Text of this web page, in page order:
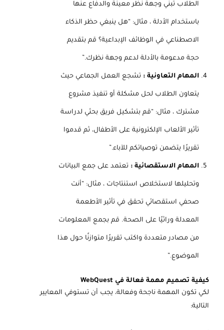
الطلاب تبني وجهة نظر معينة والدفاع عنها
باستخدام الأدلة ، مثال: “هل ينبغي حظر الذكاء
الاصطناعي في الوظائف الإبداعية؟ قم بتقديم
حجة مدعومة بالأدلة لدعم وجهة نظرك.”
المهام التعاونية : تشجع العمل الجماعي حيث
يتعاون الطلاب لحل مشكلة أو تنفيذ مشروع
مشترك ، مثال: “قم بتشكيل فريق بحثي لدراسة
تأثير الألعاب الإلكترونية على الأطفال، ثم قدموا
تقريرًا يتضمن توصياتكم للآباء.”
المهام الاستقصائية : تعتمد على جمع البيانات
وتحليلها لاستخلاص استنتاجات ، مثال: “أنت
صحفي استقصائي تحقق في تأثير الأطعمة
المعدلة وراثيًا على الصحة. قم بجمع المعلومات
من مصادر متعددة واكتب تقريرًا متوازنًا حول هذا
الموضوع.”
كيفية تصميم مهمة فعالة في WebQuest
لكي تكون المهمة ناجحة وفعالة، يجب أن تستوفي المعايير
التالية: